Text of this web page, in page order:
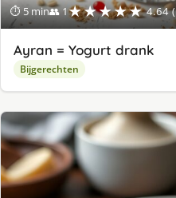
⏱ 5 min👥 1★★★★★ 4.64
Ayran = Yogurt drank
Bijgerechten